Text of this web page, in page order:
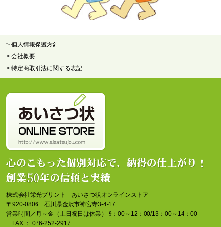
> 個人情報保護方針
> 会社概要
> 特定商取引法に関する表記
株式会社栄光プリント あいさつ状オンラインストア
〒920-0806 石川県金沢市神宮寺3-4-17
営業時間／月～金（土日祝日は休業） 9：00～12：00/13：00～14：00
FAX ： 076-252-2917